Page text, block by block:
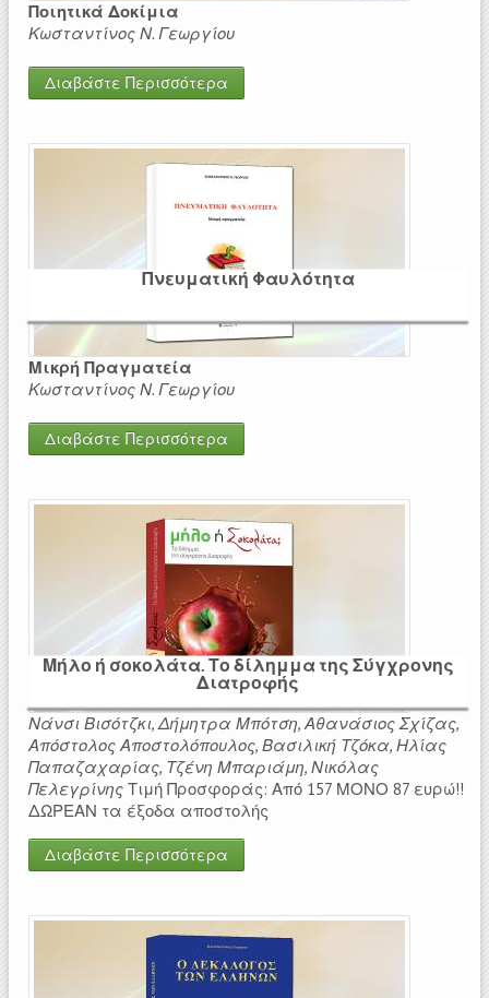
Ποιητικά Δοκίμια
Κωσταντίνος Ν. Γεωργίου
Διαβάστε Περισσότερα
Πνευματική Φαυλότητα
Μικρή Πραγματεία
Κωσταντίνος Ν. Γεωργίου
Διαβάστε Περισσότερα
Μήλο ή σοκολάτα. Το δίλημμα της Σύγχρονης
Διατροφής
Νάνσι Βισότζκι, Δήμητρα Μπότση, Αθανάσιος Σχίζας,
Απόστολος Αποστολόπουλος, Βασιλική Τζόκα, Ηλίας
Παπαζαχαρίας, Τζένη Μπαριάμη, Νικόλας
Πελεγρίνης Τιμή Προσφοράς: Από 157 ΜΟΝΟ 87 ευρώ!!
ΔΩΡΕΑΝ τα έξοδα αποστολής
Διαβάστε Περισσότερα